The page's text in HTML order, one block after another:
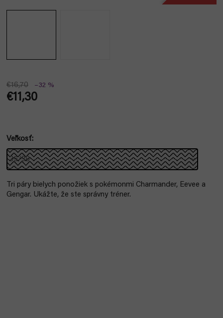
€16,70 –32 %
€11,30
Veľkosť
Tri páry bielych ponožiek s pokémonmi Charmander, Eevee a
Gengar. Ukážte, že ste správny tréner.